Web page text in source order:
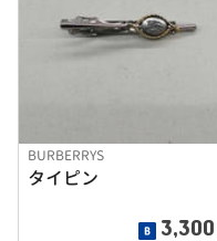
BURBERRYS
タイピン
3,300